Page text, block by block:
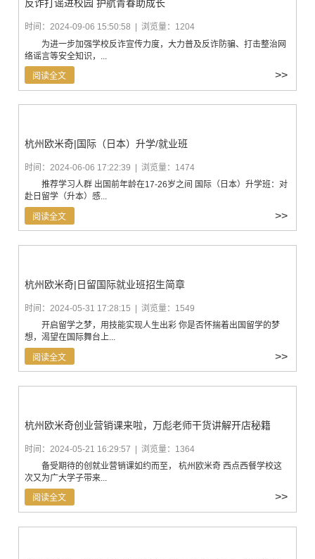
反诈打谣进校园 护航青春助成长
时间：2024-09-06 15:50:58 | 浏览量：1204
为进一步加强学校反诈宣传力度，大力普及反诈防骗、打击整治网
络谣言等安全知识，...
阅读全文 >>
杭州欧米奇|国际（日本）升学/就业班
时间：2024-06-06 17:22:39 | 浏览量：1474
推荐学习人群 出国前年龄在17-26岁之间 国际（日本）升学班：对
赴日留学（升本）感...
阅读全文 >>
杭州欧米奇|日留国际就业班招生简章
时间：2024-05-31 17:28:15 | 浏览量：1549
开启留学之梦，用技能实现人生出彩 你是否怀揣着出国留学的梦
想，渴望在国际舞台上...
阅读全文 >>
杭州欧米奇创业营销课来啦，万彪老师干货讲解开店秘籍
时间：2024-05-21 16:29:57 | 浏览量：1364
备受期待的创就业营销课如约而至， 杭州欧米奇 西点西餐学校这
次又为广大学子带来...
阅读全文 >>